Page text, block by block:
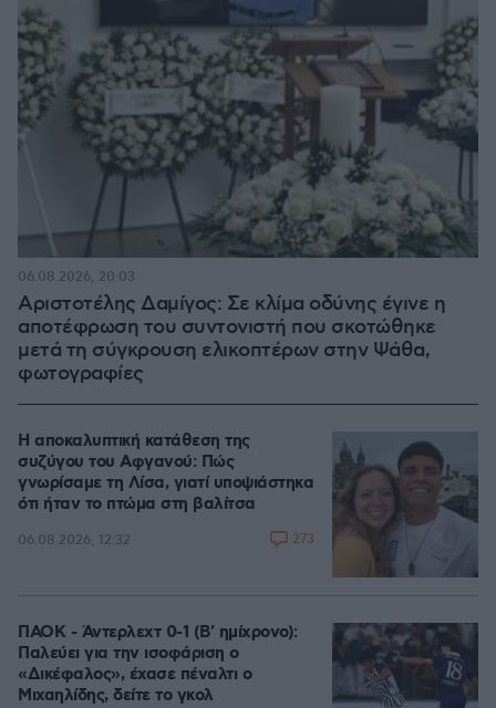
Αριστοτέλης Δαμίγος: Σε κλίμα οδύνης έγινε η
αποτέφρωση του συντονιστή που σκοτώθηκε
μετά τη σύγκρουση ελικοπτέρων στην Ψάθα,
φωτογραφίες
06.08.2026, 20:03
Η αποκαλυπτική κατάθεση της
συζύγου του Αφγανού: Πώς
γνωρίσαμε τη Λίσα, γιατί υποψιάστηκα
ότι ήταν το πτώμα στη βαλίτσα
06.08.2026, 12:32 273
ΠΑΟΚ - Άντερλεχτ 0-1 (Β' ημίχρονο):
Παλεύει για την ισοφάριση ο
«Δικέφαλος», έχασε πέναλτι ο
Μιχαηλίδης, δείτε το γκολ